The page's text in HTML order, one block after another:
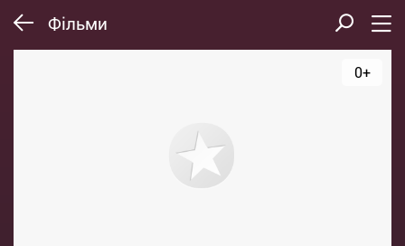
Фільми
0+